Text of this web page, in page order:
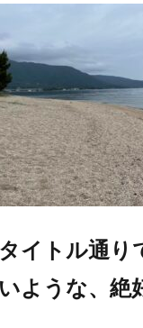
タイトル通り
いような、絶